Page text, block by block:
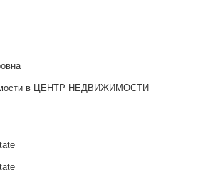
в ЦЕНТР НЕДВИЖИМОСТИ